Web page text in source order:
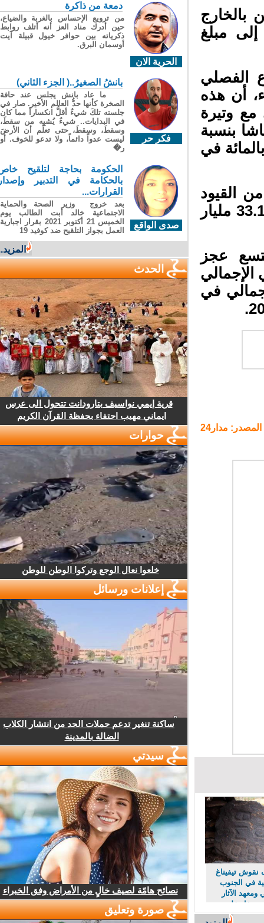
بالخارج
لتصل إلى مبلغ
الفصلي
الثلاثاء، أن هذه
وتيرة
بنسبة
إلى 72.8 مليار في سنة 2022 و1.9 بالمائة في
القيود
الصحية مع انخفاض جديد بنسبة 9.2 بالمائة إلى 33.1 مليار
عجز
الإجمالي
في
مدار24
تيفيناغ
في الجنوب
الآثار
يدخل على
الحرية الان
دمعة من ذاكرة
من ترويع الإحساس بالغربة والضياع،
حين أدرك مناد العز أنه أتلف روابط
ذكرياته بين حوافر خيول قبيلة آيت
أوسمان البرق.
فكر حر
بانشُ الصغيرُ..( الجزء الثاني)
ما عاد بانش يجلس عند حافة
الصخرة كأنها حدُّ العالم الأخير. صار في
جلسته تلكَ شيءٌ أقلُّ انكساراً مما كان
في البدايات.. شيءٌ يُشبِه من سقطَ،
وسقطَ، وسقطَ، حتى تعلّم أن الأرضَ
ليست عدواً دائماً، ولا تدعو للخوف. أو
ر�
صدى الواقع
الحكومة بحاجة لتلقيح خاص
بالحكامة في التدبير وإصدار
القرارات...
بعد خروج وزير الصحة والحماية
الاجتماعية خالد أبت الطالب يوم
الخميس 21 أكتوبر 2021 بقرار اجبارية
العمل بجواز التلقيح ضد كوفيد 19
المزيد...
الحدث
قرية إيمي نواسيف بتارودانت تتحول الى عرس
ايماني مهيب احتفاء بحفظة القرآن الكريم
حوارات
خلعوا نعال الوجع وتركوا الوطن للوطن
إعلانات ورسائل
ساكنة تنغير تدعم حملات الحد من انتشار الكلاب
الضالة بالمدينة
سيدتي
نصائح هامّة لصيف خالٍ من الأمراض وفق الخبراء
صورة وتعليق